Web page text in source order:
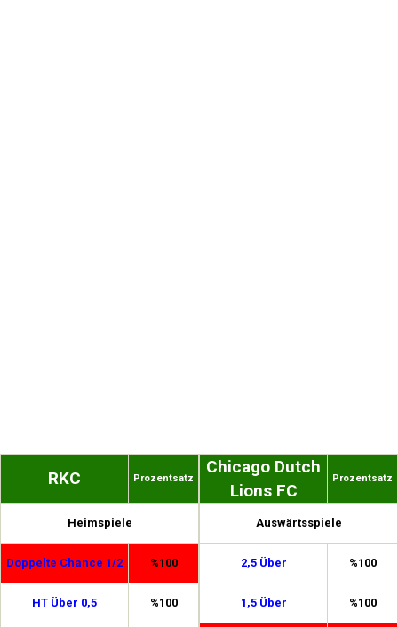
RKC Prozentsatz
Heimspiele
Doppelte Chance 1/2 %100
HT Über 0,5 %100
Chicago Dutch
Lions FC
Prozentsatz
Auswärtsspiele
2,5 Über %100
1,5 Über %100